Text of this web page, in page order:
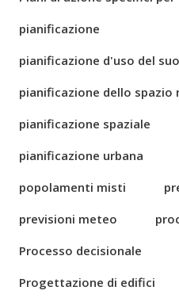
pianificazione
pianificazione d'uso del
pianificazione dello
pianificazione spaziale
pianificazione urbana
popolamenti misti
previsioni meteo
Processo decisionale
Progettazione di edifici